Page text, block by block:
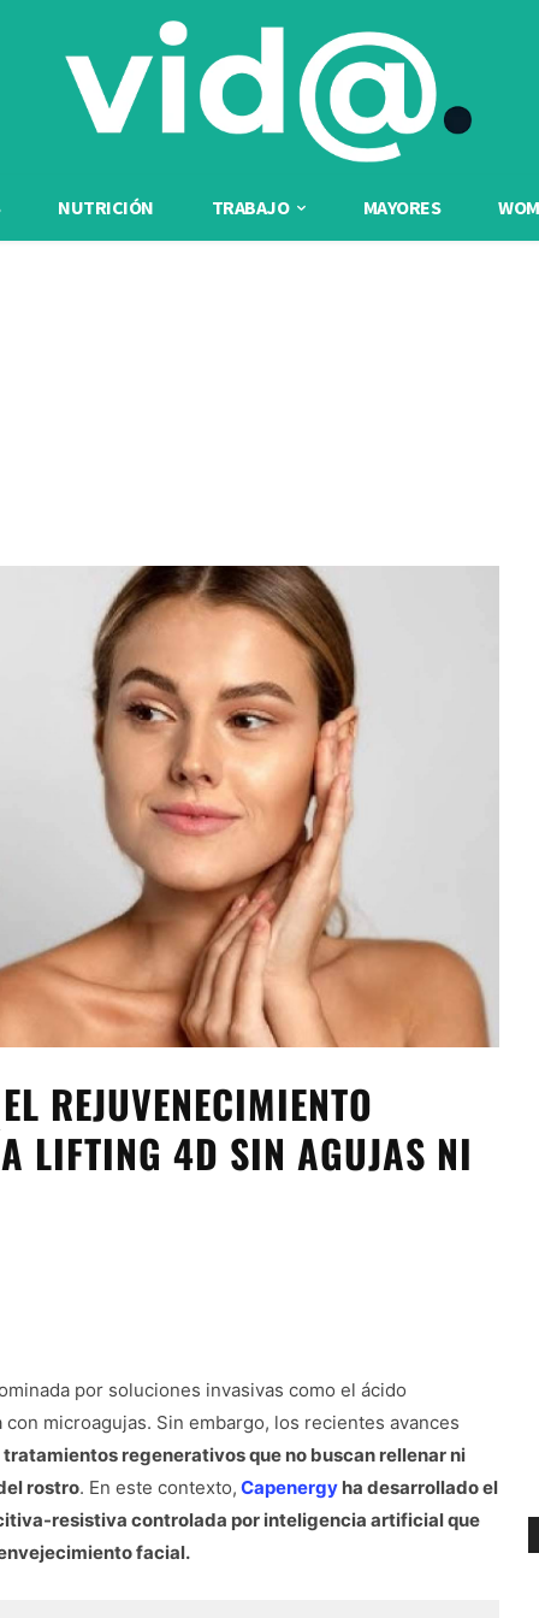
NUTRICIÓN TRABAJO MAYORES
REJUVENECIMIENTO
LIFTING 4D SIN AGUJAS NI
por soluciones invasivas como el ácido
microagujas. Sin embargo, los recientes avances
regenerativos que no buscan rellenar ni
rostro. En este contexto, Capenergy ha desarrollado el
resistiva controlada por inteligencia artificial que
facial.